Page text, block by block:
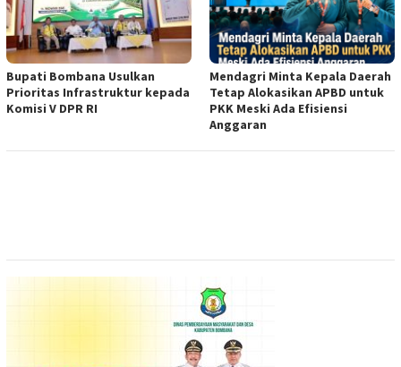
Bupati Bombana Usulkan
Prioritas Infrastruktur kepada
Komisi V DPR RI
Mendagri Minta Kepala Daerah
Tetap Alokasikan APBD untuk
PKK Meski Ada Efisiensi
Anggaran